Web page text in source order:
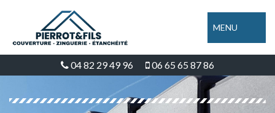
MENU
04 82 29 49 96 06 65 65 87 86